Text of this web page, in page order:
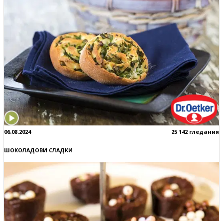
06.08.2024 25 142 гледания
ШОКОЛАДОВИ СЛАДКИ